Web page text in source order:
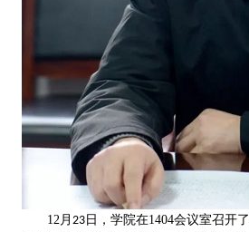
12 月 23日， 学院在1404会议室召开了